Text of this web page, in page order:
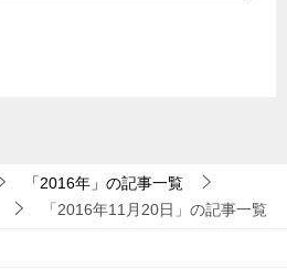
「2016年」の記事一覧
「2016年11月20日」の記事一覧